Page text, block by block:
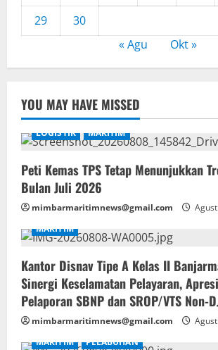
29
30
« Agu
Okt »
YOU MAY HAVE MISSED
LOGISTIK MARITIM
Peti Kemas TPS Tetap Menunjukkan
Bulan Juli 2026
mimbarmaritimnews@gmail.com
MARITIM
Kantor Disnav Tipe A Kelas II
Sinergi Keselamatan Pelayaran,
Pelaporan SBNP dan SROP/VTS Non-
mimbarmaritimnews@gmail.com
MARITIM
PELABUHAN